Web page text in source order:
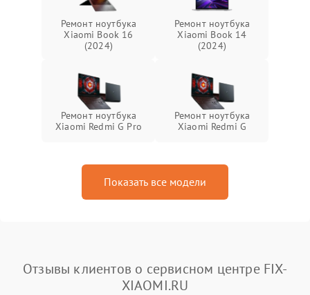
Ремонт ноутбука
Xiaomi Book 16
(2024)
Ремонт ноутбука
Xiaomi Book 14
(2024)
Ремонт ноутбука
Xiaomi Redmi G Pro
Ремонт ноутбука
Xiaomi Redmi G
Показать все модели
Отзывы клиентов о сервисном центре FIX-
XIAOMI.RU